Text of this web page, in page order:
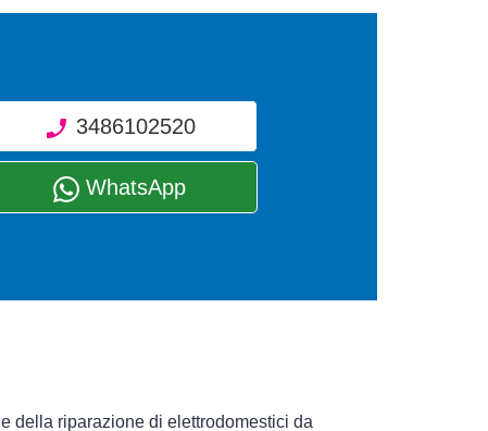
3486102520
WhatsApp
e della riparazione di elettrodomestici da